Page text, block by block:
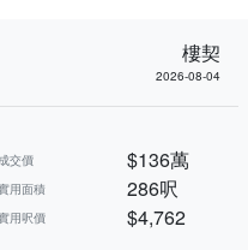
樓契
2026-08-04
成交價 $136萬
用面積 286呎
用呎價 $4,762